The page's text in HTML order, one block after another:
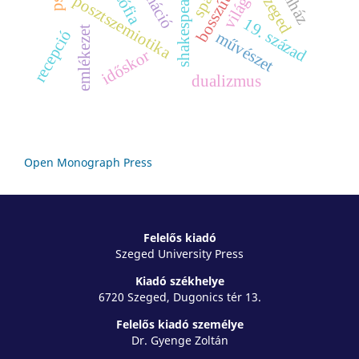
posztszemiotika művészet
emlékezet időskor
szeged
dualizmus
19. század
recepció
Open Monograph Press
Felelős kiadó
Szeged University Press
Kiadó székhelye
6720 Szeged, Dugonics tér 13.
Felelős kiadó személye
Dr. Gyenge Zoltán